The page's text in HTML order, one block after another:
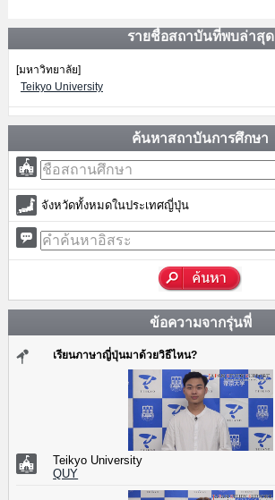
รายชื่อสถาบันที่พบล่าสุด
[มหาวิทยาลัย]
Teikyo University
ค้นหาสถาบันการศึกษา
จังหวัดทั้งหมดในประเทศญี่ปุ่น
ข้อความจากรุ่นพี่
เรียนภาษาญี่ปุ่นมาด้วยวิธีไหน?
Teikyo University
QUY